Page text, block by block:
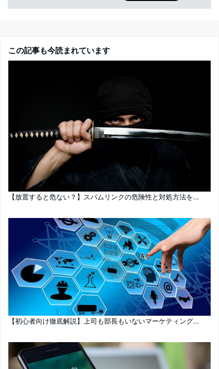
この記事も今読まれています
【放置すると危ない？】スパムリンクの危険性と対処方法を...
【初心者向け徹底解説】上司も部長もいないマーケティング...